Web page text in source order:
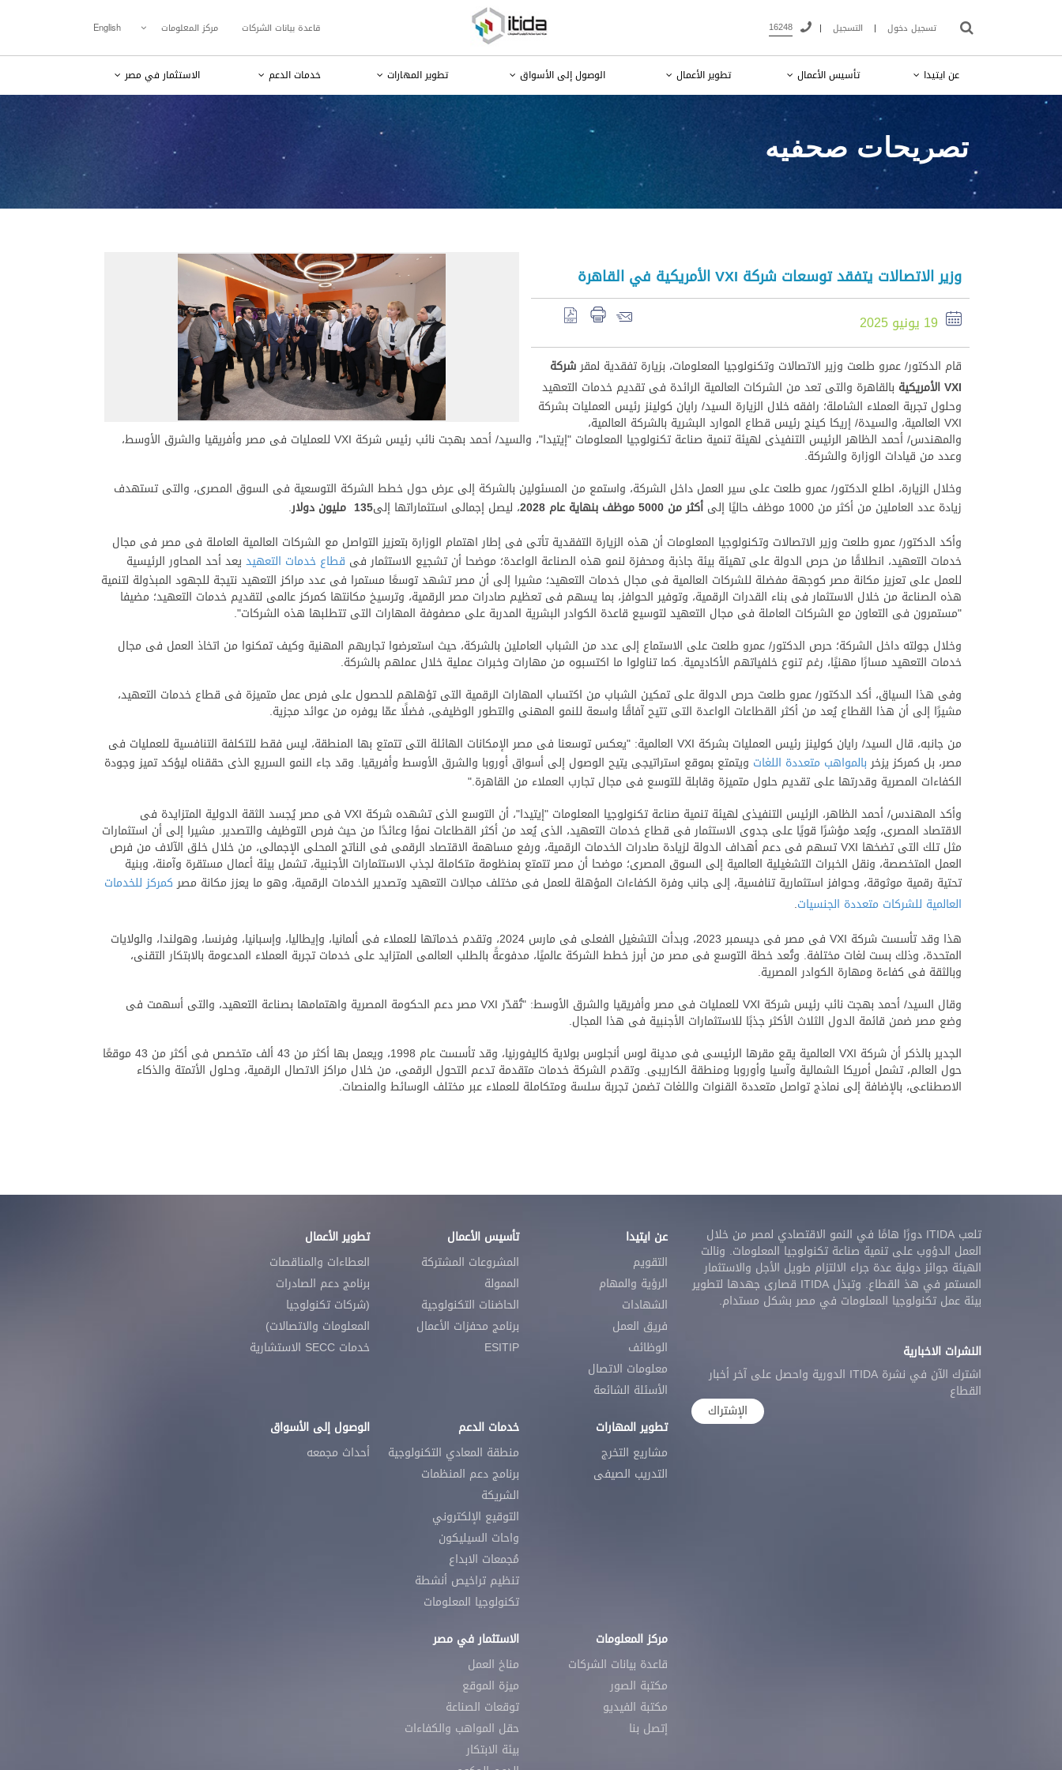
تسجيل دخول | التسجيل |
16248 قاعدة بيانات الشركات مركز المعلومات English
عن ايتيدا تأسيس الأعمال تطوير الأعمال الوصول إلى الأسواق تطوير المهارات خدمات الدعم الاستثمار في مصر
تصريحات صحفيه
وزير الاتصالات يتفقد توسعات شركة VXI الأمريكية في القاهرة
19 يونيو 2025
قام الدكتور/ عمرو طلعت وزير الاتصالات وتكنولوجيا المعلومات، بزيارة تفقدية لمقرشركة
VXIالأمريكية بالقاهرة والتى تعد من الشركات العالمية الرائدة فى تقديم خدمات التعهيد
وحلول تجربة العملاء الشاملة؛ رافقه خلال الزيارة السيد/ رايان كولينز رئيس العمليات بشركة
VXI العالمية، والسيدة/ إريكا كينج رئيس قطاع الموارد البشرية بالشركة العالمية،
والمهندس/ أحمد الظاهر الرئيس التنفيذى لهيئة تنمية صناعة تكنولوجيا المعلومات "إيتيدا"، والسيد/ أحمد بهجت نائب رئيس شركة VXI للعمليات فى مصر وأفريقيا والشرق الأوسط،
وعدد من قيادات الوزارة والشركة.
وخلال الزيارة، اطلع الدكتور/ عمرو طلعت على سير العمل داخل الشركة، واستمع من المسئولين بالشركة إلى عرض حول خطط الشركة التوسعية فى السوق المصرى، والتى تستهدف
زيادة عدد العاملين من أكثر من 1000 موظف حاليًا إلى
أكثر من 5000 موظف بنهاية عام 2028 ، ليصل إجمالى استثماراتها إلى135 مليون دولار.
وأكد الدكتور/ عمرو طلعت وزير الاتصالات وتكنولوجيا المعلومات أن هذه الزيارة التفقدية تأتى فى إطار اهتمام الوزارة بتعزيز التواصل مع الشركات العالمية العاملة فى مصر فى مجال
خدمات التعهيد، انطلاقًا من حرص الدولة على تهيئة بيئة جاذبة ومحفزة لنمو هذه الصناعة الواعدة؛ موضحا أن تشجيع الاستثمار فى قطاع خدمات التعهيد يعد أحد المحاور الرئيسية
للعمل على تعزيز مكانة مصر كوجهة مفضلة للشركات العالمية فى مجال خدمات التعهيد؛ مشيرا إلى أن مصر تشهد توسعًا مستمرا فى عدد مراكز التعهيد نتيجة للجهود المبذولة لتنمية
هذه الصناعة من خلال الاستثمار فى بناء القدرات الرقمية، وتوفير الحوافز، بما يسهم فى تعظيم صادرات مصر الرقمية، وترسيخ مكانتها كمركز عالمى لتقديم خدمات التعهيد؛ مضيفا
"مستمرون فى التعاون مع الشركات العاملة فى مجال التعهيد لتوسيع قاعدة الكوادر البشرية المدربة على مصفوفة المهارات التى تتطلبها هذه الشركات".
وخلال جولته داخل الشركة؛ حرص الدكتور/ عمرو طلعت على الاستماع إلى عدد من الشباب العاملين بالشركة، حيث استعرضوا تجاربهم المهنية وكيف تمكنوا من اتخاذ العمل فى مجال
خدمات التعهيد مسارًا مهنيًا، رغم تنوع خلفياتهم الأكاديمية. كما تناولوا ما اكتسبوه من مهارات وخبرات عملية خلال عملهم بالشركة.
وفى هذا السياق، أكد الدكتور/ عمرو طلعت حرص الدولة على تمكين الشباب من اكتساب المهارات الرقمية التى تؤهلهم للحصول على فرص عمل متميزة فى قطاع خدمات التعهيد،
مشيرًا إلى أن هذا القطاع يُعد من أكثر القطاعات الواعدة التى تتيح آفاقًا واسعة للنمو المهنى والتطور الوظيفى، فضلًا عمّا يوفره من عوائد مجزية.
من جانبه، قال السيد/ رايان كولينز رئيس العمليات بشركة VXI العالمية: "يعكس توسعنا فى مصر الإمكانات الهائلة التى تتمتع بها المنطقة، ليس فقط للتكلفة التنافسية للعمليات فى
مصر، بل كمركز يزخربالمواهب متعددة اللغات ويتمتع بموقع استراتيجى يتيح الوصول إلى أسواق أوروبا والشرق الأوسط وأفريقيا. وقد جاء النمو السريع الذى حققناه ليؤكد تميز وجودة
الكفاءات المصرية وقدرتها على تقديم حلول متميزة وقابلة للتوسع فى مجال تجارب العملاء من القاهرة."
وأكد المهندس/ أحمد الظاهر، الرئيس التنفيذى لهيئة تنمية صناعة تكنولوجيا المعلومات "إيتيدا"، أن التوسع الذى تشهده شركة VXI فى مصر يُجسد الثقة الدولية المتزايدة فى
الاقتصاد المصرى، ويُعد مؤشرًا قويًا على جدوى الاستثمار فى قطاع خدمات التعهيد، الذى يُعد من أكثر القطاعات نموًا وعائدًا من حيث فرص التوظيف والتصدير. مشيرا إلى أن استثمارات
مثل تلك التى تضخها VXI تسهم فى دعم أهداف الدولة لزيادة صادرات الخدمات الرقمية، ورفع مساهمة الاقتصاد الرقمى فى الناتج المحلى الإجمالى، من خلال خلق الآلاف من فرص
العمل المتخصصة، ونقل الخبرات التشغيلية العالمية إلى السوق المصرى؛ موضحا أن مصر تتمتع بمنظومة متكاملة لجذب الاستثمارات الأجنبية، تشمل بيئة أعمال مستقرة وآمنة، وبنية
تحتية رقمية موثوقة، وحوافز استثمارية تنافسية، إلى جانب وفرة الكفاءات المؤهلة للعمل فى مختلف مجالات التعهيد وتصدير الخدمات الرقمية، وهو ما يعزز مكانة مصركمركز للخدمات
العالمية للشركات متعددة الجنسيات.
هذا وقد تأسست شركة VXI فى مصر فى ديسمبر 2023، وبدأت التشغيل الفعلى فى مارس 2024، وتقدم خدماتها للعملاء فى ألمانيا، وإيطاليا، وإسبانيا، وفرنسا، وهولندا، والولايات
المتحدة، وذلك بست لغات مختلفة. وتُعد خطة التوسع فى مصر من أبرز خطط الشركة عالميًا، مدفوعةً بالطلب العالمى المتزايد على خدمات تجربة العملاء المدعومة بالابتكار التقنى،
وبالثقة فى كفاءة ومهارة الكوادر المصرية.
وقال السيد/ أحمد بهجت نائب رئيس شركة VXI للعمليات فى مصر وأفريقيا والشرق الأوسط: "تُقدّر VXI مصر دعم الحكومة المصرية واهتمامها بصناعة التعهيد، والتى أسهمت فى
وضع مصر ضمن قائمة الدول الثلاث الأكثر جذبًا للاستثمارات الأجنبية فى هذا المجال.
الجدير بالذكر أن شركة VXI العالمية يقع مقرها الرئيسى فى مدينة لوس أنجلوس بولاية كاليفورنيا، وقد تأسست عام 1998، ويعمل بها أكثر من 43 ألف متخصص فى أكثر من 43 موقعًا
حول العالم، تشمل أمريكا الشمالية وآسيا وأوروبا ومنطقة الكاريبى. وتقدم الشركة خدمات متقدمة تدعم التحول الرقمى، من خلال مراكز الاتصال الرقمية، وحلول الأتمتة والذكاء
الاصطناعى، بالإضافة إلى نماذج تواصل متعددة القنوات واللغات تضمن تجربة سلسة ومتكاملة للعملاء عبر مختلف الوسائط والمنصات.
تلعب ITIDA دورًا هامًا في النمو الاقتصادي لمصر من خلال
العمل الدؤوب على تنمية صناعة تكنولوجيا المعلومات. ونالت
الهيئة جوائز دولية عدة جراء الالتزام طويل الأجل والاستثمار
المستمر في هذ القطاع. وتبذل ITIDA قصارى جهدها لتطوير
بيئة عمل تكنولوجيا المعلومات في مصر بشكل مستدام.
النشرات الاخبارية
اشترك الآن في نشرة ITIDA الدورية واحصل على آخر أخبار
القطاع
الإشتراك
عن ايتيدا
التقويم
الرؤية والمهام
الشهادات
فريق العمل
الوظائف
معلومات الاتصال
الأسئلة الشائعة
تأسيس الأعمال
المشروعات المشتركة
الممولة
الحاضنات التكنولوجية
برنامج محفزات الأعمال
ESITIP
تطوير الأعمال
العطاءات والمناقصات
برنامج دعم الصادرات
(شركات تكنولوجيا
المعلومات والاتصالات)
خدمات SECC الاستشارية
تطوير المهارات
مشاريع التخرج
التدريب الصيفى
خدمات الدعم
منطقة المعادي التكنولوجية
برنامج دعم المنظمات
الشريكة
التوقيع الإلكتروني
واحات السيليكون
مُجمعات الابداع
تنظيم تراخيص أنشطة
تكنولوجيا المعلومات
الوصول إلى الأسواق
أحداث مجمعه
مركز المعلومات
قاعدة بيانات الشركات
مكتبة الصور
مكتبة الفيديو
إتصل بنا
الاستثمار في مصر
مناخ العمل
ميزة الموقع
توقعات الصناعة
حقل المواهب والكفاءات
بيئة الابتكار